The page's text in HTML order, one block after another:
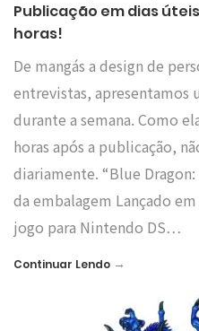
Publicação em dias
horas!
De mangás a design de
entrevistas, apresentamos
durante a semana. Como
horas após a publicação,
diariamente. “Blue
da embalagem Lançado
jogo para Nintendo DS…
Continuar Lendo →